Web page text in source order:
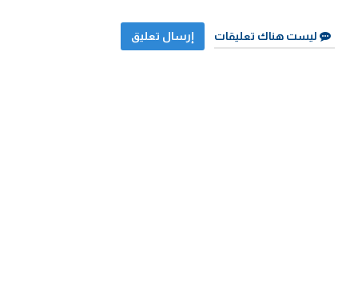
ليست هناك تعليقات إرسال تعليق